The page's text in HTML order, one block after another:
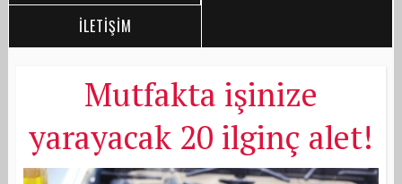
İLETİŞİM
Mutfakta işinize
yarayacak 20 ilginç alet!